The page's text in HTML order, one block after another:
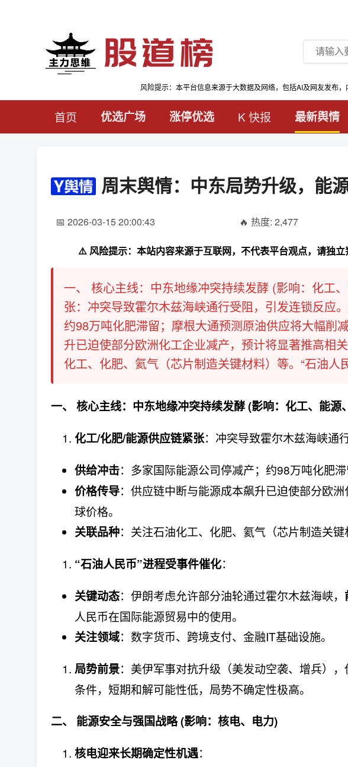
风险提示：本平台信息来源于大数据及网络，包括AI及网友发布
首页 优选广场 涨停优选 K 快报 最新舆情
周末舆情：中东局势升级，能
📅 2026-03-15 20:00:43 🔥 热度: 2,477
⚠️ 风险提示：本站内容来源于互联网，不代表平台观点，请独立
一、 核心主线：中东地缘冲突持续发酵 (影响：化工
张：冲突导致霍尔木兹海峡通行受阻，引发连锁反应
约98万吨化肥滞留；摩根大通预测原油供应将大幅削
升已迫使部分欧洲化工企业减产，预计将显著推高相
化工、化肥、氦气（芯片制造关键材料）等。“石油人
一、 核心主线：中东地缘冲突持续发酵 (影响：化工、能源
化工/化肥/能源供应链紧张：冲突导致霍尔木兹海峡通
供给冲击：多家国际能源公司停减产；约98万吨化肥
价格传导：供应链中断与能源成本飙升已迫使部分欧
球价格。
关联品种：关注石油化工、化肥、氦气（芯片制造关键
“石油人民币”进程受事件催化：
关键动态：伊朗考虑允许部分油轮通过霍尔木兹海峡，
人民币在国际能源贸易中的使用。
关注领域：数字货币、跨境支付、金融IT基础设施。
局势前景：美伊军事对抗升级（美发动空袭、增兵）
条件，短期和解可能性低，局势不确定性极高。
二、 能源安全与强国战略 (影响：核电、电力)
核电迎来长期确定性机遇：